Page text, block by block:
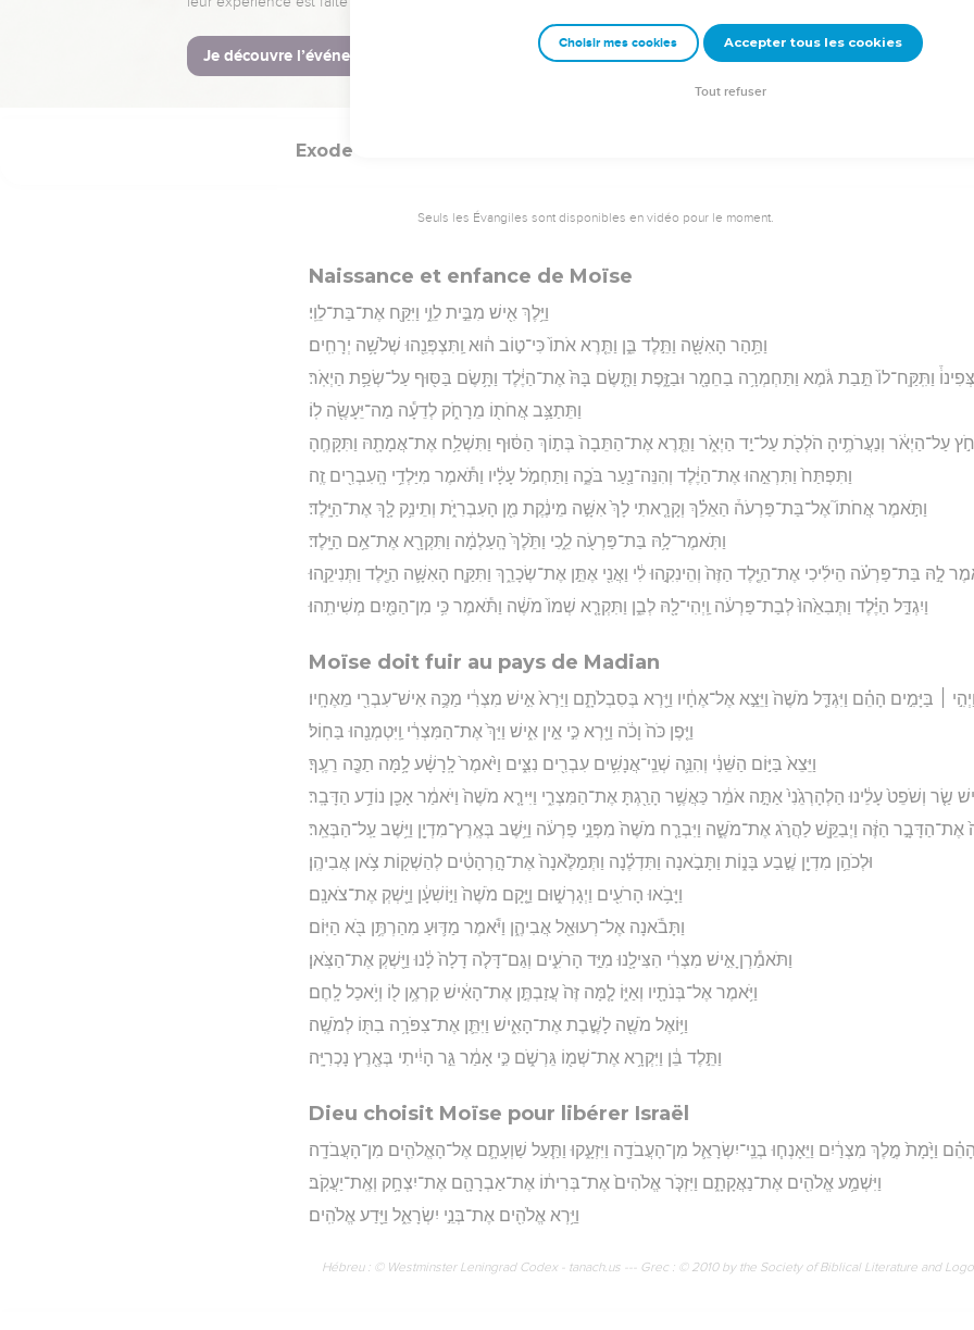
וַיְצַ֣ו פַּרְעֹ֔ה לְכָל־עַמּ֖וֹ לֵאמֹ֑ר כָּל־הַבֵּ֣ן הַיִּלּ֗וֹד הַיְאֹ֙רָה֙ תַּשְׁלִיכֻ֔הוּ וְכָל־הַבַּ֖ת תְּחַיּֽוּן׃
Hébreu : © Westminster Leningrad Codex - tanach.us --- Grec : © 2010 by the Society of Biblical Literature and
Exode
Seuls les Évangiles sont disponibles en vidéo pour le moment.
Naissance et enfance de Moïse
וַיֵּ֥לֶךְ אִ֖ישׁ מִבֵּ֣ית לֵוִ֑י וַיִּקַּ֖ח אֶת־בַּת־לֵוִֽי׃
וַתַּ֥הַר הָאִשָּׁ֖ה וַתֵּ֣לֶד בֵּ֑ן וַתֵּ֤רֶא אֹתוֹ֙ כִּי־ט֣וֹב ה֔וּא וַֽתִּצְפְּנֵ֖הוּ שְׁלֹשָׁ֥ה יְרָחִֽים׃
וַתִּֽקַּֽח־לוֹ֙ תֵּ֣בַת גֹּ֔מֶא וַתַּחְמְרָ֥ה בַחֵמָ֖ר וּבַזָּ֑פֶת וַתָּ֤שֶׂם בָּהּ֙ אֶת־הַיֶּ֔לֶד וַתָּ֥שֶׂם בַּסּ֖וּף עַל־שְׂפַ֥ת הַיְאֹֽר׃
וַתֵּתַצַּ֥ב אֲחֹת֖וֹ מֵרָחֹ֑ק לְדֵעָ֕ה מַה־יֵּעָשֶׂ֖ה לֽוֹ׃
עַל־הַיְאֹ֔ר וְנַעֲרֹתֶ֥יהָ הֹלְכֹ֖ת עַל־יַ֣ד הַיְאֹ֑ר וַתֵּ֤רֶא אֶת־הַתֵּבָה֙ בְּת֣וֹךְ הַסּ֔וּף וַתִּשְׁלַ֥ח אֶת־אֲמָתָ֖הּ וַתִּקָּחֶֽהָ
וַתִּפְתַּח֙ וַתִּרְאֵ֣הוּ אֶת־הַיֶּ֔לֶד וְהִנֵּה־נַ֖עַר בֹּכֶ֑ה וַתַּחְמֹ֣ל עָלָ֔יו וַתֹּ֕אמֶר מִיַּלְדֵ֥י הָֽעִבְרִ֖ים זֶֽה׃
וַתֹּ֣אמֶר אֲחֹתוֹ֮ אֶל־בַּת־פַּרְעֹה֒ הַאֵלֵ֗ךְ וְקָרָ֤אתִי לָךְ֙ אִשָּׁ֣ה מֵינֶ֔קֶת מִ֖ן הָעִבְרִיֹּ֑ת וְתֵינִ֥ק לָ֖ךְ אֶת־הַיָּֽלֶד׃
וַתֹּֽאמֶר־לָ֥הּ בַּת־פַּרְעֹ֖ה לֵ֑כִי וַתֵּ֙לֶךְ֙ הָֽעַלְמָ֔ה וַתִּקְרָ֖א אֶת־אֵ֥ם הַיָּֽלֶד׃
לָ֣הּ בַּת־פַּרְעֹ֗ה הֵילִ֜יכִי אֶת־הַיֶּ֤לֶד הַזֶּה֙ וְהֵינִקִ֣הוּ לִ֔י וַאֲנִ֖י אֶתֵּ֣ן אֶת־שְׂכָרֵ֑ךְ וַתִּקַּ֧ח הָאִשָּׁ֛ה הַיֶּ֖לֶד וַתְּנִיקֵֽהוּ׃
וַיִגְדַּ֣ל הַיֶּ֗לֶד וַתְּבִאֵ֙הוּ֙ לְבַת־פַּרְעֹ֔ה וַֽיְהִי־לָ֖הּ לְבֵ֑ן וַתִּקְרָ֤א שְׁמוֹ֙ מֹשֶׁ֔ה וַתֹּ֕אמֶר כִּ֥י מִן־הַמַּ֖יִם מְשִׁיתִֽהוּ׃
Moïse doit fuir au pays de Madian
וַיְהִ֣י ׀ בַּיָּמִ֣ים הָהֵ֗ם וַיִּגְדַּ֤ל מֹשֶׁה֙ וַיֵּצֵ֣א אֶל־אֶחָ֔יו וַיַּ֖רְא בְּסִבְלֹתָ֑ם וַיַּרְא֙ אִ֣ישׁ מִצְרִ֔י מַכֶּ֥ה אִישׁ־עִבְרִ֖י מֵאֶחָֽיו׃
וַיִּ֤פֶן כֹּה֙ וָכֹ֔ה וַיַּ֖רְא כִּ֣י אֵ֣ין אִ֑ישׁ וַיַּךְ֙ אֶת־הַמִּצְרִ֔י וַֽיִּטְמְנֵ֖הוּ בַּחֽוֹל׃
וַיֵּצֵא֙ בַּיּ֣וֹם הַשֵּׁנִ֔י וְהִנֵּ֛ה שְׁנֵֽי־אֲנָשִׁ֥ים עִבְרִ֖ים נִצִּ֑ים וַיֹּ֙אמֶר֙ לָֽרָשָׁ֔ע לָ֥מָּה תַכֶּ֖ה רֵעֶֽךָ׃
שַׂ֤ר וְשֹׁפֵט֙ עָלֵ֔ינוּ הַלְהָרְגֵ֙נִי֙ אַתָּ֣ה אֹמֵ֔ר כַּאֲשֶׁ֥ר הָרַ֖גְתָּ אֶת־הַמִּצְרִ֑י וַיִּירָ֤א מֹשֶׁה֙ וַיֹּאמַ֔ר אָכֵ֖ן נוֹדַ֥ע הַדָּבָֽר׃
אֶת־הַדָּבָ֣ר הַזֶּ֔ה וַיְבַקֵּ֖שׁ לַהֲרֹ֣ג אֶת־מֹשֶׁ֑ה וַיִּבְרַ֤ח מֹשֶׁה֙ מִפְּנֵ֣י פַרְעֹ֔ה וַיֵּ֥שֶׁב בְּאֶֽרֶץ־מִדְיָ֖ן וַיֵּ֥שֶׁב עַֽל־הַבְּאֵֽר׃
וּלְכֹהֵ֥ן מִדְיָ֖ן שֶׁ֣בַע בָּנ֑וֹת וַתָּבֹ֣אנָה וַתִּדְלֶ֗נָה וַתְּמַלֶּ֙אנָה֙ אֶת־הָ֣רְהָטִ֔ים לְהַשְׁק֖וֹת צֹ֥אן אֲבִיהֶֽן׃
וַיָּבֹ֥אוּ הָרֹעִ֖ים וַיְגָרְשׁ֑וּם וַיָּ֤קָם מֹשֶׁה֙ וַיּ֣וֹשִׁעָ֔ן וַיַּ֖שְׁקְ אֶת־צֹאנָֽם׃
וַתָּבֹ֕אנָה אֶל־רְעוּאֵ֖ל אֲבִיהֶ֑ן וַיֹּ֕אמֶר מַדּ֛וּעַ מִהַרְתֶּ֥ן בֹּ֖א הַיּֽוֹם׃
וַתֹּאמַ֕רְןָ אִ֣ישׁ מִצְרִ֔י הִצִּילָ֖נוּ מִיַּ֣ד הָרֹעִ֑ים וְגַם־דָּלֹ֤ה דָלָה֙ לָ֔נוּ וַיַּ֖שְׁקְ אֶת־הַצֹּֽאן׃
וַיֹּ֥אמֶר אֶל־בְּנֹתָ֖יו וְאַיּ֑וֹ לָ֤מָּה זֶּה֙ עֲזַבְתֶּ֣ן אֶת־הָאִ֔ישׁ קִרְאֶ֥ן ל֖וֹ וְיֹ֥אכַל לָֽחֶם׃
וַיּ֥וֹאֶל מֹשֶׁ֖ה לָשֶׁ֣בֶת אֶת־הָאִ֑ישׁ וַיִּתֵּ֛ן אֶת־צִפֹּרָ֥ה בִתּ֖וֹ לְמֹשֶֽׁה׃
וַתֵּ֣לֶד בֵּ֔ן וַיִּקְרָ֥א אֶת־שְׁמ֖וֹ גֵּרְשֹׁ֑ם כִּ֣י אָמַ֔ר גֵּ֣ר הָיִ֔יתִי בְּאֶ֖רֶץ נָכְרִיָּֽה׃
Dieu choisit Moïse pour libérer Israël
וַיָּ֙מָת֙ מֶ֣לֶךְ מִצְרַ֔יִם וַיֵּאָנְח֧וּ בְנֵֽי־יִשְׂרָאֵ֛ל מִן־הָעֲבֹדָ֖ה וַיִּזְעָ֑קוּ וַתַּ֧עַל שַׁוְעָתָ֛ם אֶל־הָאֱלֹהִ֖ים מִן־הָעֲבֹדָֽה׃
וַיִּשְׁמַ֥ע אֱלֹהִ֖ים אֶת־נַאֲקָתָ֑ם וַיִּזְכֹּ֤ר אֱלֹהִים֙ אֶת־בְּרִית֔וֹ אֶת־אַבְרָהָ֖ם אֶת־יִצְחָ֥ק וְאֶֽת־יַעֲקֹֽב׃
וַיַּ֥רְא אֱלֹהִ֖ים אֶת־בְּנֵ֣י יִשְׂרָאֵ֑ל וַיֵּ֖דַע אֱלֹהִֽים׃
Hébreu : © Westminster Leningrad Codex - tanach.us --- Grec : © 2010 by the Society of Biblical Literature and
Choisir mes cookies Accepter tous les cookies
Tout refuser